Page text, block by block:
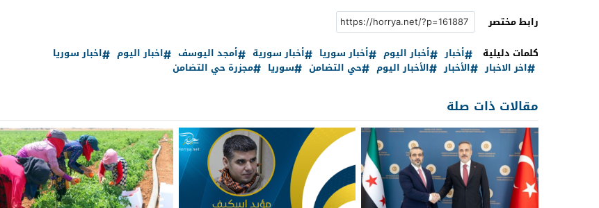
رابط مختصر
كلمات دليلية
أخبار أخبار اليوم أخبار سوريا أخبار سورية أمجد اليوسف اخبار اليوم
اخبار سوريا
اخر الاخبار
الأخبار الأخبار اليوم حي التضامن سوريا مجزرة حي التضامن
مقالات ذات صلة